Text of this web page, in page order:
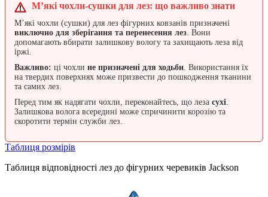
М’які чохли-сушки для лез: що важливо знати
М’які чохли (сушки) для лез фігурних ковзанів призначені
виключно для зберігання та перенесення лез . Вони
допомагають вбирати залишкову вологу та захищають леза від
іржі.
Важливо: ці чохли не призначені для ходьби . Використання їх
на твердих поверхнях може призвести до пошкодження тканини
та самих лез.
Перед тим як надягати чохли, переконайтесь, що леза сухі
Залишкова волога всередині може спричинити корозію та
скоротити термін служби лез.
Таблиця розмірів
Таблиця відповідності лез до фігурних черевиків Jackson